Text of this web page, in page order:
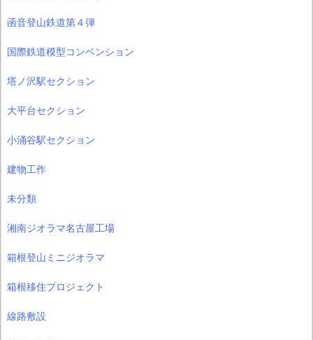
函音登山鉄道第４弾
国際鉄道模型コンベンション
塔ノ沢駅セクション
大平台セクション
小涌谷駅セクション
建物工作
未分類
湘南ジオラマ名古屋工場
箱根登山ミニジオラマ
箱根移住プロジェクト
線路敷設